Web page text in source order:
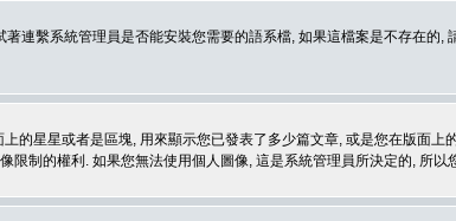
連繫系統管理員是否能安裝您需要的語系檔, 如果這檔案是不存在的
的星星或者是區塊, 用來顯示您已發表了多少篇文章, 或是您在版面
制的權利. 如果您無法使用個人圖像, 這是系統管理員所決定的, 所